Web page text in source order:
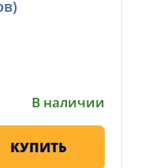
В наличии
КУПИТЬ